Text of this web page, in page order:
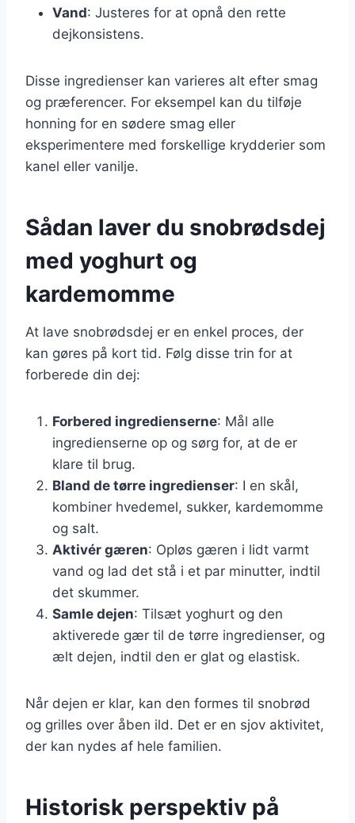
Vand: Justeres for at opnå den rette
dejkonsistens.
Disse ingredienser kan varieres alt efter smag
og præferencer. For eksempel kan du tilføje
honning for en sødere smag eller
eksperimentere med forskellige krydderier som
kanel eller vanilje.
Sådan laver du snobrødsdej
med yoghurt og
kardemomme
At lave snobrødsdej er en enkel proces, der
kan gøres på kort tid. Følg disse trin for at
forberede din dej:
Forbered ingredienserne: Mål alle
ingredienserne op og sørg for, at de er
klare til brug.
Bland de tørre ingredienser: I en skål,
kombiner hvedemel, sukker, kardemomme
og salt.
Aktivér gæren: Opløs gæren i lidt varmt
vand og lad det stå i et par minutter, indtil
det skummer.
Samle dejen: Tilsæt yoghurt og den
aktiverede gær til de tørre ingredienser, og
ælt dejen, indtil den er glat og elastisk.
Når dejen er klar, kan den formes til snobrød
og grilles over åben ild. Det er en sjov aktivitet,
der kan nydes af hele familien.
Historisk perspektiv på